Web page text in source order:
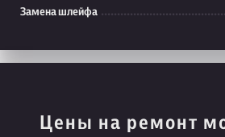
Замена шлейфа
Цены на ремонт